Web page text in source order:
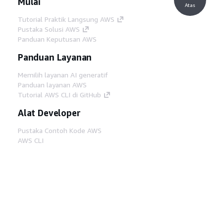
Tutorial Praktik Langsung AWS
Pustaka Solusi AWS
Panduan Keputusan AWS
Panduan Layanan
Memilih layanan AI generatif
Panduan layanan AWS
Tutorial AWS CLI di GitHub
Alat Developer
Pustaka Contoh Kode AWS
AWS CLI
Atas